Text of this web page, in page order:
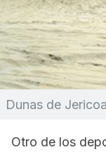
Dunas de
Otro de los